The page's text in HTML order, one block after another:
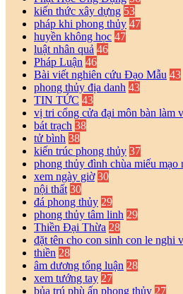
kiến thức xây dựng 53
pháp khi phong thủy 47
huyền không học 47
luật nhân quả 46
Pháp Luận 46
Bài viết nghiên cứu Đạo Mẫu 43
phong thủy địa danh 43
TIN TỨC 43
vị tri cổng cửa đại môn bàn làm
bát trạch 38
tử bình 38
kiến trúc phong thủy 37
phong thủy đình chùa miếu mạo
xem ngày giờ 30
nội thất 30
đá phong thủy 29
phong thủy tâm linh 29
Thiền Đại Thừa 28
đặt tên cho con sinh con le nghi
thiền 28
âm dương tổng luận 28
xem tướng tay 27
bủa trú phù ấn phong thủy 27